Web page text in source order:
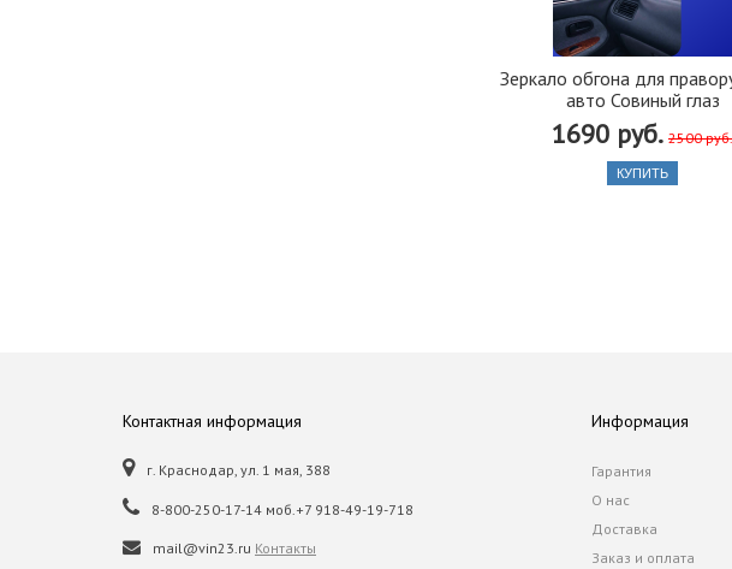
Зеркало обгона для
авто Совиный глаз
1690 руб. 2500 руб.
КУПИТЬ
Контактная информация
г. Краснодар, ул. 1 мая, 388
8-800-250-17-14 моб.+7 918-49-19-718
mail@vin23.ru Контакты
Информация
Гарантия
О нас
Доставка
Заказ и оплата